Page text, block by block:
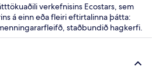
verkefnisins Ecostars, sem
á einn eða fleiri eftirtalinna þátta:
staðbundið hagkerfi.